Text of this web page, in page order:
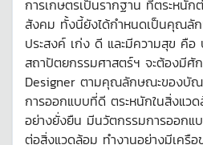
การเกษตรเป็นรากฐาน ที่ตระหนั
สังคม ทั้งนี้ยังได้กำหนดเป็นคุณ
ประสงค์ เก่ง ดี และมีความสุข คื
สถาปัตยกรรมศาสตร์ฯ จะต้องมีศั
Designer ตามคุณลักษณะของบั
การออกแบบที่ดี ตระหนักในสิ่งแว
อย่างยั่งยืน มีนวัตกรรมการออกแ
ต่อสิ่งแวดล้อม ทำงานอย่างมีเครื